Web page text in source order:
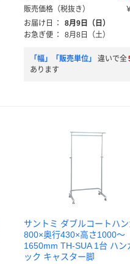
販売価格（税抜き）
お届け日
：
8月9日（日）
お急ぎ便 ： 8月8日（土）
「幅」「販売単位」 違いで全
あります
サントミ ダブルコートハ
800×奥行430×高さ1000～
1650mm TH-SUA 1台 ハン
ック キャスター脚